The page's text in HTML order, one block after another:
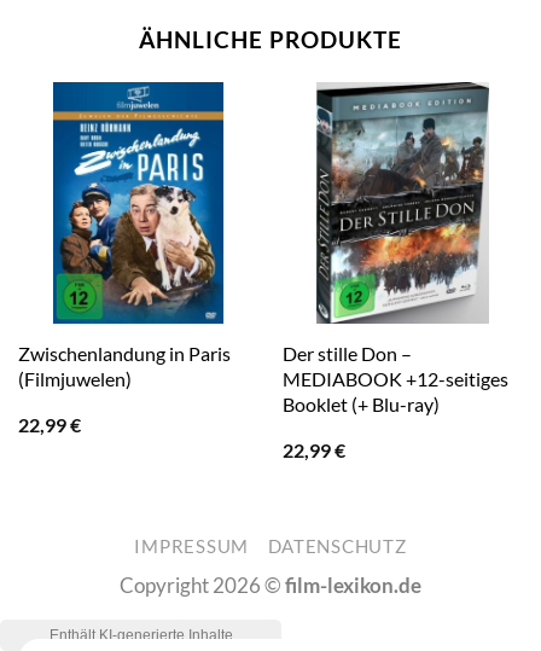
ÄHNLICHE PRODUKTE
Zwischenlandung in Paris
(Filmjuwelen)
22,99€
Der stille Don –
MEDIABOOK +12-seitiges
Booklet (+ Blu-ray)
22,99€
IMPRESSUM DATENSCHUTZ
Copyright 2026 ©film-lexikon.de